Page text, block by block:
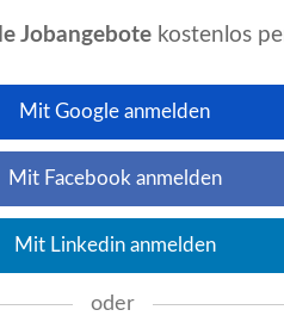
Saison
Concierge
SPA Mitarbeiter
F&B Manager
Jobangebotekostenlos
Mit Google anmelden
Mit Facebook anmelden
Mit Linkedin anmelden
oder